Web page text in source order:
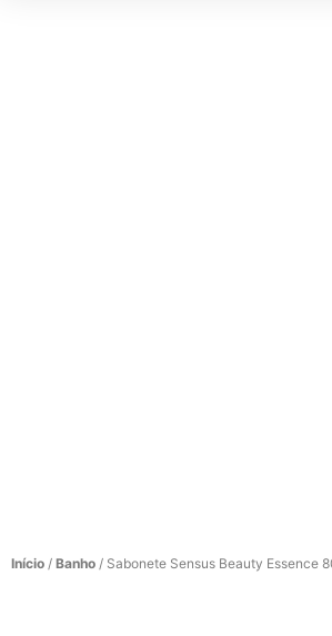
Início / Banho / Sabonete Sensus Beauty Essence